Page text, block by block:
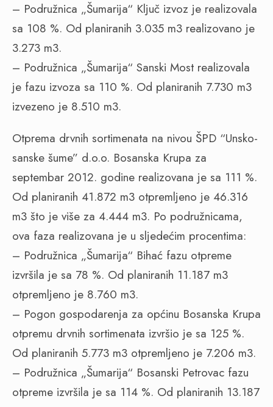
– Podružnica „Šumarija“ Ključ izvoz je realizovala
sa 108 %. Od planiranih 3.035 m3 realizovano je
3.273 m3.
– Podružnica „Šumarija“ Sanski Most realizovala
je fazu izvoza sa 110 %. Od planiranih 7.730 m3
izvezeno je 8.510 m3.
Otprema drvnih sortimenata na nivou ŠPD “Unsko-
sanske šume” d.o.o. Bosanska Krupa za
septembar 2012. godine realizovana je sa 111 %.
Od planiranih 41.872 m3 otpremljeno je 46.316
m3 što je više za 4.444 m3. Po podružnicama,
ova faza realizovana je u sljedećim procentima:
– Podružnica „Šumarija“ Bihać fazu otpreme
izvršila je sa 78 %. Od planiranih 11.187 m3
otpremljeno je 8.760 m3.
– Pogon gospodarenja za općinu Bosanska Krupa
otpremu drvnih sortimenata izvršio je sa 125 %.
Od planiranih 5.773 m3 otpremljeno je 7.206 m3.
– Podružnica „Šumarija“ Bosanski Petrovac fazu
otpreme izvršila je sa 114 %. Od planiranih 13.187